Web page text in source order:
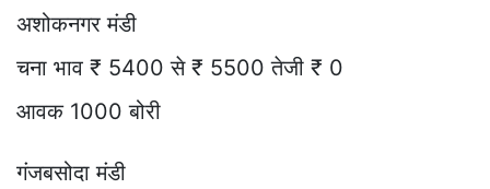
अशोकनगर मंडी
चना भाव ₹ 5400 से ₹ 5500 तेजी ₹ 0
आवक 1000 बोरी
गंजबसोदा मंडी